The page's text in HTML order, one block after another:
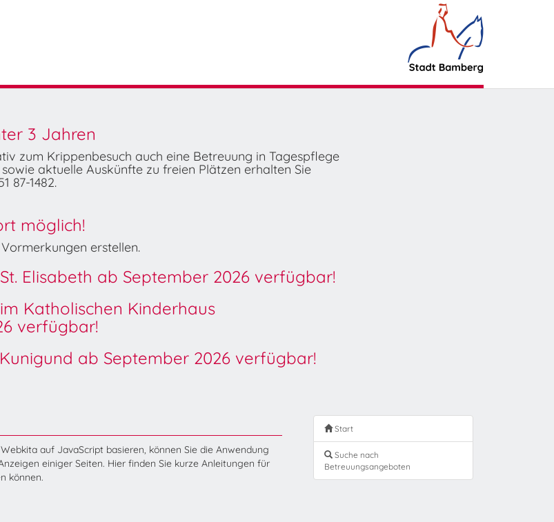
3 Jahren
zum Krippenbesuch auch eine Betreuung in Tagespflege
aktuelle Auskünfte zu freien Plätzen erhalten Sie
87-1482.
möglich!
erstellen.
Elisabeth ab September 2026 verfügbar!
Katholischen Kinderhaus
verfügbar!
ab September 2026 verfügbar!
auf JavaScript basieren, können Sie die Anwendung
einiger Seiten. Hier finden Sie kurze Anleitungen für
können.
Start
Suche nach
Betreuungsangeboten